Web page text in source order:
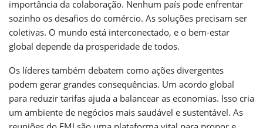
importância da colaboração. Nenhum país pode enfrentar
sozinho os desafios do comércio. As soluções precisam ser
coletivas. O mundo está interconectado, e o bem-estar
global depende da prosperidade de todos.
Os líderes também debatem como ações divergentes
podem gerar grandes consequências. Um acordo global
para reduzir tarifas ajuda a balancear as economias. Isso cria
um ambiente de negócios mais saudável e sustentável. As